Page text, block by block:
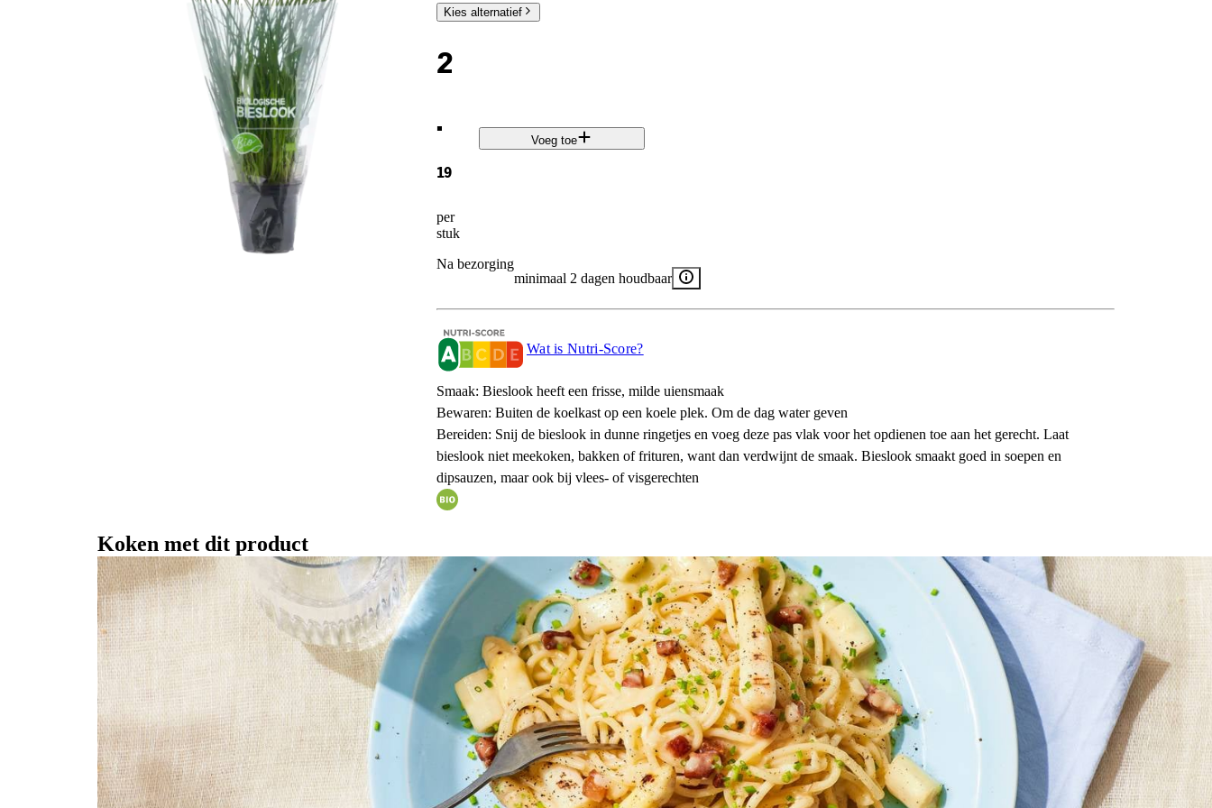
Kies alternatief
2
.
19
per
stuk
Voeg toe
Na bezorging
minimaal 2 dagen houdbaar
Wat is Nutri-Score?
Smaak: Bieslook heeft een frisse, milde uiensmaak
Bewaren: Buiten de koelkast op een koele plek. Om de dag water geven
Bereiden: Snij de bieslook in dunne ringetjes en voeg deze pas vlak voor het opdienen toe aan het gerecht. Laat
bieslook niet meekoken, bakken of frituren, want dan verdwijnt de smaak. Bieslook smaakt goed in soepen en
dipsauzen, maar ook bij vlees- of visgerechten
Koken met dit product